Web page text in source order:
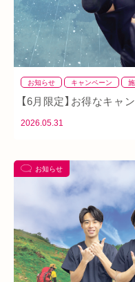
お知らせ キャンペーン
【6月限定】お得なキャ
2026.05.31
お知らせ